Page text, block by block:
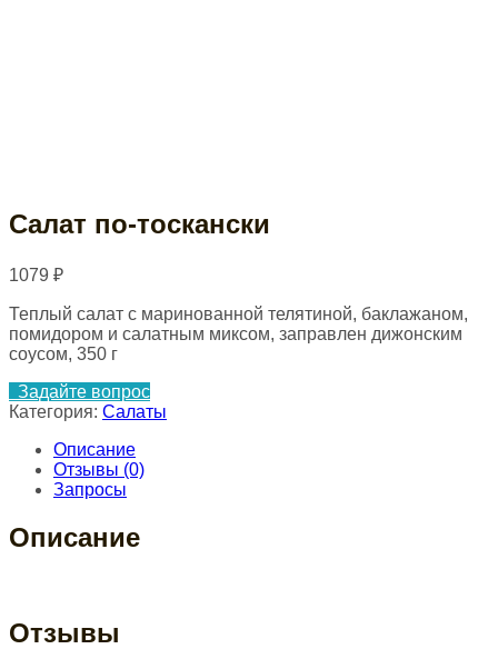
Салат по-тоскански
1079 ₽
Теплый салат с маринованной телятиной, баклажаном,
помидором и салатным миксом, заправлен дижонским
соусом, 350 г
Задайте вопрос
Категория: Салаты
Описание
Отзывы (0)
Запросы
Описание
Отзывы